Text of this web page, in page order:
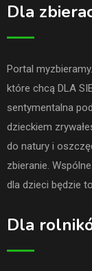
Dla
Portal
które chcą DLA
sentymentalna
dzieckiem
do natury i
zbieranie.
dla dzieci będzie
Dla